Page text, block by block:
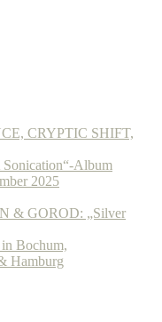
CRYPTIC SHIFT,
Album
2025
& GOROD: „Silver
Bochum,
Hamburg